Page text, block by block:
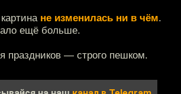
не изменилась ни в чём.
ещё больше.
праздников — строго пешком.